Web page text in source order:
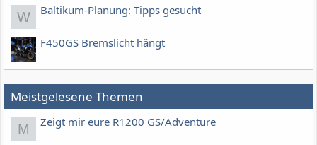
W Baltikum-Planung: Tipps gesucht
F450GS Bremslicht hängt
Meistgelesene Themen
M Zeigt mir eure R1200 GS/Adventure